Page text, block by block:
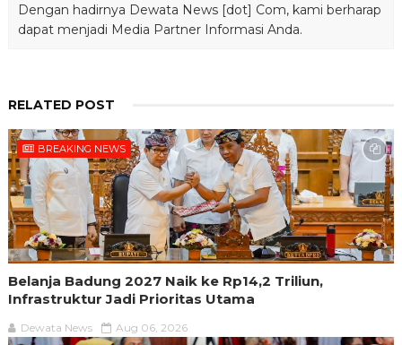
Dengan hadirnya Dewata News [dot] Com, kami berharap
dapat menjadi Media Partner Informasi Anda.
RELATED POST
BREAKING NEWS
Belanja Badung 2027 Naik ke Rp14,2 Triliun,
Infrastruktur Jadi Prioritas Utama
Dewata News Aug 06, 2026